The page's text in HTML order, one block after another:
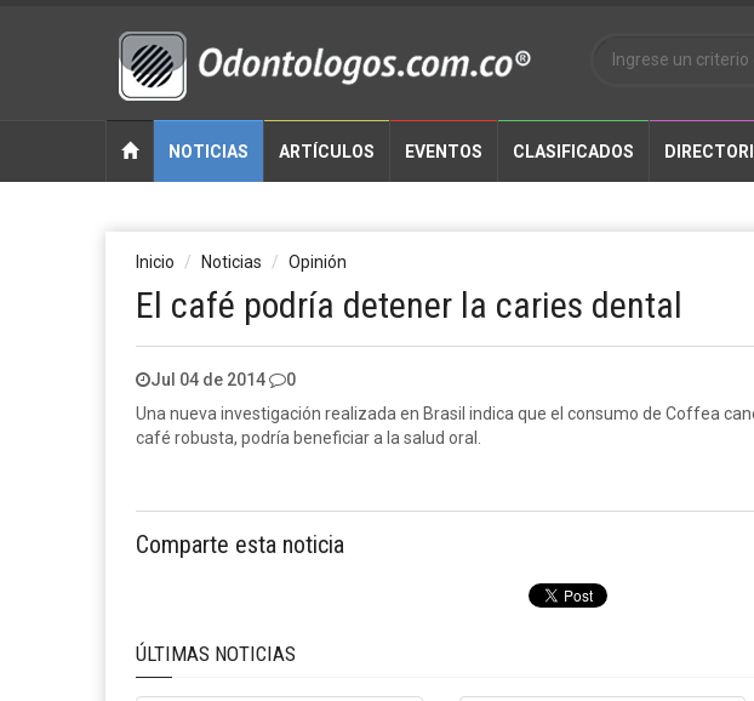
NOTICIAS ARTÍCULOS EVENTOS CLASIFICADOS
Inicio Noticias Opinión
El café podría detener la caries dental
Jul 04 de 2014
0
Una nueva investigación realizada en Brasil indica que el consumo de Coffea
café robusta, podría beneficiar a la salud oral.
Comparte esta noticia
ÚLTIMAS NOTICIAS